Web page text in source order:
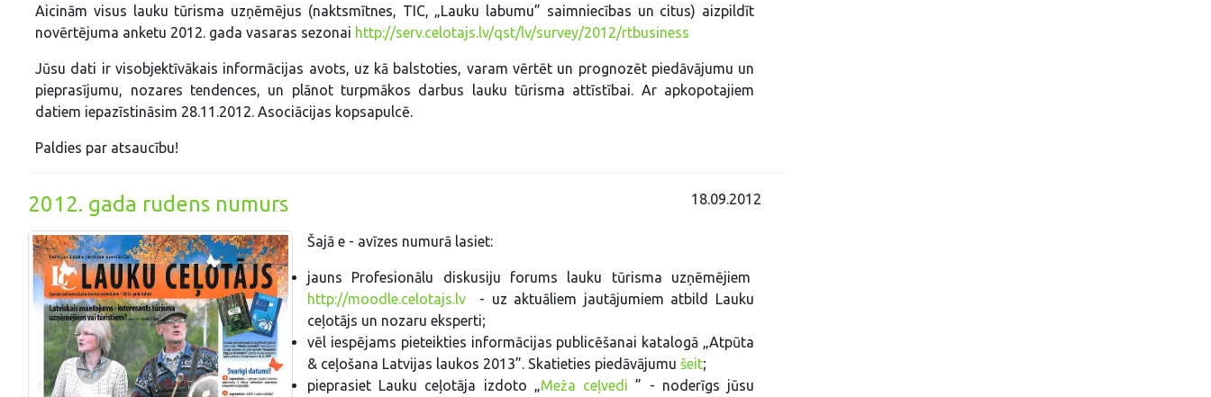
Aicinām visus lauku tūrisma uzņēmējus (naktsmītnes, TIC, „Lauku labumu” saimniecības un citus) aizpildīt
novērtējuma anketu 2012. gada vasaras sezonai http://serv.celotajs.lv/qst/lv/survey/2012/rtbusiness
Jūsu dati ir visobjektīvākais informācijas avots, uz kā balstoties, varam vērtēt un prognozēt piedāvājumu un
pieprasījumu, nozares tendences, un plānot turpmākos darbus lauku tūrisma attīstībai. Ar apkopotajiem
datiem iepazīstināsim 28.11.2012. Asociācijas kopsapulcē.
Paldies par atsaucību!
2012. gada rudens numurs 18.09.2012
Šajā e - avīzes numurā lasiet:
jauns Profesionālu diskusiju forums lauku tūrisma uzņēmējiem
http://moodle.celotajs.lv - uz aktuāliem jautājumiem atbild Lauku
ceļotājs un nozaru eksperti;
vēl iespējams pieteikties informācijas publicēšanai katalogā „Atpūta
& ceļošana Latvijas laukos 2013”. Skatieties piedāvājumu šeit;
pieprasiet Lauku ceļotāja izdoto „ Meža ceļvedi ” - noderīgs jūsu